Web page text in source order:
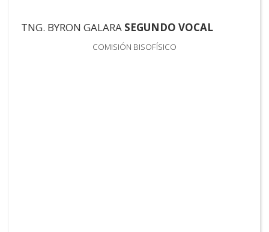
TNG. BYRON GALARA SEGUNDO VOCAL
COMISIÓN BISOFÍSICO